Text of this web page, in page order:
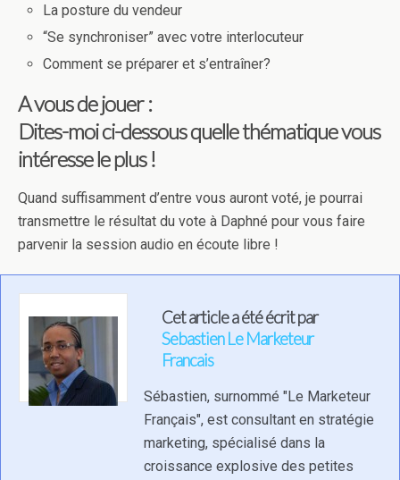
La posture du vendeur
“Se synchroniser” avec votre interlocuteur
Comment se préparer et s’entraîner?
A vous de jouer :
Dites-moi ci-dessous quelle thématique vous
intéresse le plus !
Quand suffisamment d’entre vous auront voté, je pourrai
transmettre le résultat du vote à Daphné pour vous faire
parvenir la session audio en écoute libre !
Cet article a été écrit par
Sebastien Le Marketeur
Francais
Sébastien, surnommé "Le Marketeur
Français", est consultant en stratégie
marketing, spécialisé dans la
croissance explosive des petites